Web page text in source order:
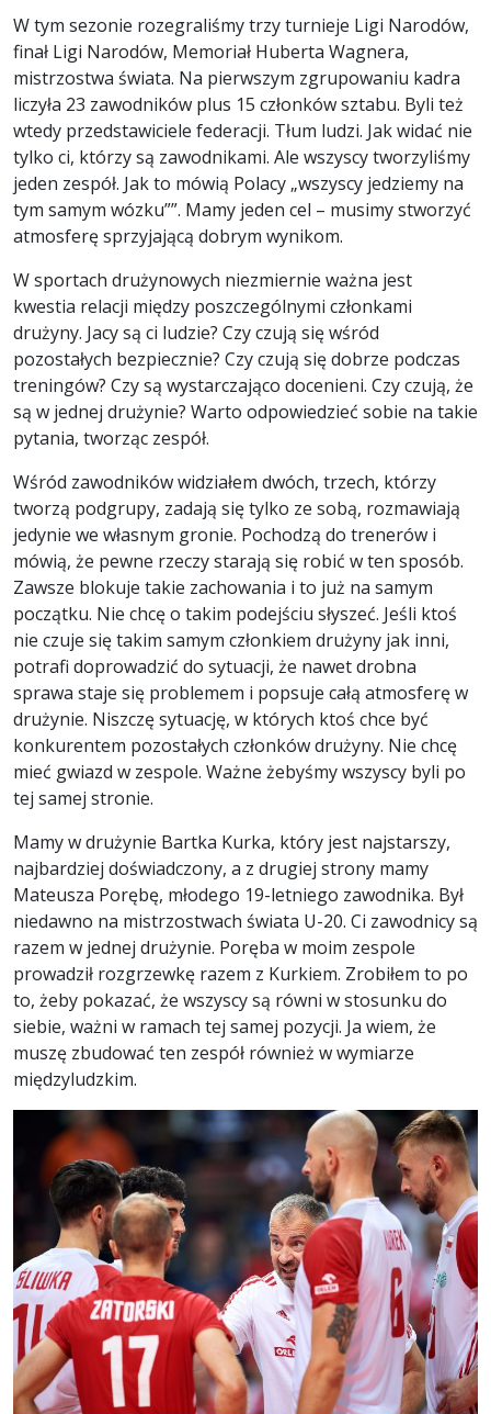
W tym sezonie rozegraliśmy trzy turnieje Ligi Narodów,
finał Ligi Narodów, Memoriał Huberta Wagnera,
mistrzostwa świata. Na pierwszym zgrupowaniu kadra
liczyła 23 zawodników plus 15 członków sztabu. Byli też
wtedy przedstawiciele federacji. Tłum ludzi. Jak widać nie
tylko ci, którzy są zawodnikami. Ale wszyscy tworzyliśmy
jeden zespół. Jak to mówią Polacy „wszyscy jedziemy na
tym samym wózku””. Mamy jeden cel – musimy stworzyć
atmosferę sprzyjającą dobrym wynikom.
W sportach drużynowych niezmiernie ważna jest
kwestia relacji między poszczególnymi członkami
drużyny. Jacy są ci ludzie? Czy czują się wśród
pozostałych bezpiecznie? Czy czują się dobrze podczas
treningów? Czy są wystarczająco docenieni. Czy czują, że
są w jednej drużynie? Warto odpowiedzieć sobie na takie
pytania, tworząc zespół.
Wśród zawodników widziałem dwóch, trzech, którzy
tworzą podgrupy, zadają się tylko ze sobą, rozmawiają
jedynie we własnym gronie. Pochodzą do trenerów i
mówią, że pewne rzeczy starają się robić w ten sposób.
Zawsze blokuje takie zachowania i to już na samym
początku. Nie chcę o takim podejściu słyszeć. Jeśli ktoś
nie czuje się takim samym członkiem drużyny jak inni,
potrafi doprowadzić do sytuacji, że nawet drobna
sprawa staje się problemem i popsuje całą atmosferę w
drużynie. Niszczę sytuację, w których ktoś chce być
konkurentem pozostałych członków drużyny. Nie chcę
mieć gwiazd w zespole. Ważne żebyśmy wszyscy byli po
tej samej stronie.
Mamy w drużynie Bartka Kurka, który jest najstarszy,
najbardziej doświadczony, a z drugiej strony mamy
Mateusza Porębę, młodego 19-letniego zawodnika. Był
niedawno na mistrzostwach świata U-20. Ci zawodnicy są
razem w jednej drużynie. Poręba w moim zespole
prowadził rozgrzewkę razem z Kurkiem. Zrobiłem to po
to, żeby pokazać, że wszyscy są równi w stosunku do
siebie, ważni w ramach tej samej pozycji. Ja wiem, że
muszę zbudować ten zespół również w wymiarze
międzyludzkim.